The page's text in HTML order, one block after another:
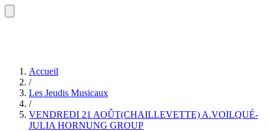
Accueil
/
Les Jeudis Musicaux
/
VENDREDI 21 AOÛT(CHAILLEVETTE) A.VOILQUÉ-
JULIA HORNUNG GROUP